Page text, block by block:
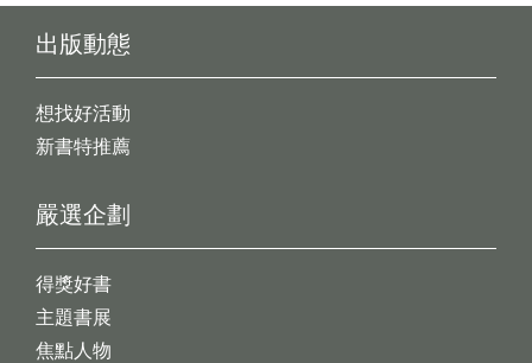
出版動態
想找好活動
新書特推薦
嚴選企劃
得獎好書
主題書展
焦點人物